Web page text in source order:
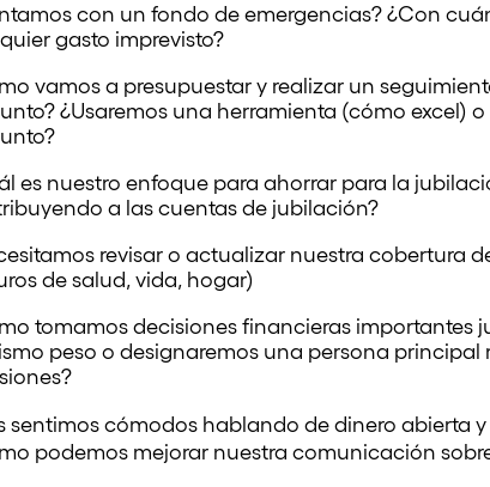
con un fondo de emergencias? ¿Con
gasto imprevisto?
vamos a presupuestar y realizar un
¿Usaremos una herramienta (cómo excel)
es nuestro enfoque para ahorrar para la
a las cuentas de jubilación?
revisar o actualizar nuestra cobertura
de salud, vida, hogar)
tomamos decisiones financieras importantes
peso o designaremos una persona principal
sentimos cómodos hablando de dinero abierta
podemos mejorar nuestra comunicación